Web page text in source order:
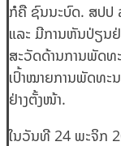
ກໍຄື ຊົນນະບົດ. ສປປ
ແລະ ມີການຫັນປ່ຽນຢ່
ສະວັດດ້ານການພັດທ
ເປົ້າໝາຍການພັດທະ
ຢ່າງຕັ້ງໜ້າ.
ໃນວັນທີ 24 ພະຈິກ